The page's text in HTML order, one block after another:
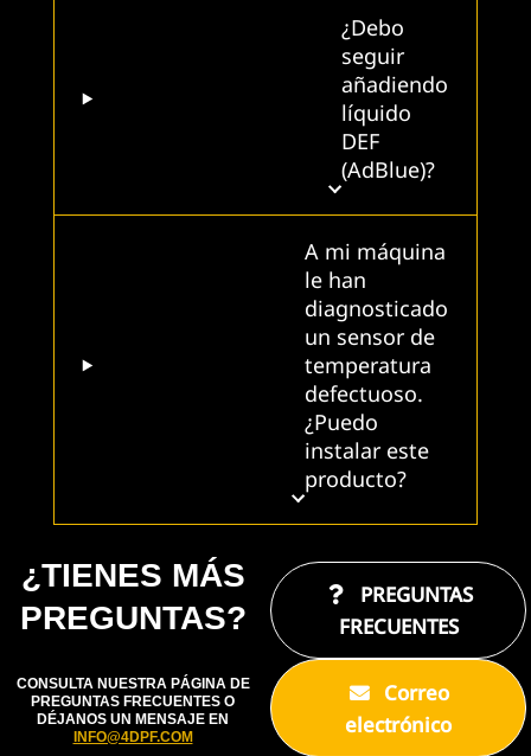
¿Debo
seguir
añadiendo
líquido
DEF
(AdBlue)?
A mi máquina
le han
diagnosticado
un sensor de
temperatura
defectuoso.
¿Puedo
instalar este
producto?
¿TIENES MÁS
PREGUNTAS?
CONSULTA NUESTRA PÁGINA DE
PREGUNTAS FRECUENTES O
DÉJANOS UN MENSAJE EN
INFO@4DPF.COM
PREGUNTAS
FRECUENTES
Correo
electrónico